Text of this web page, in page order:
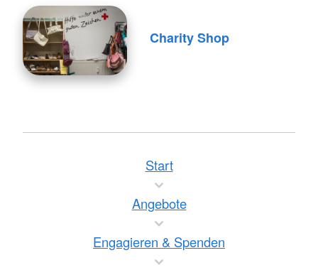
Charity Shop
Start
Angebote
Engagieren & Spenden